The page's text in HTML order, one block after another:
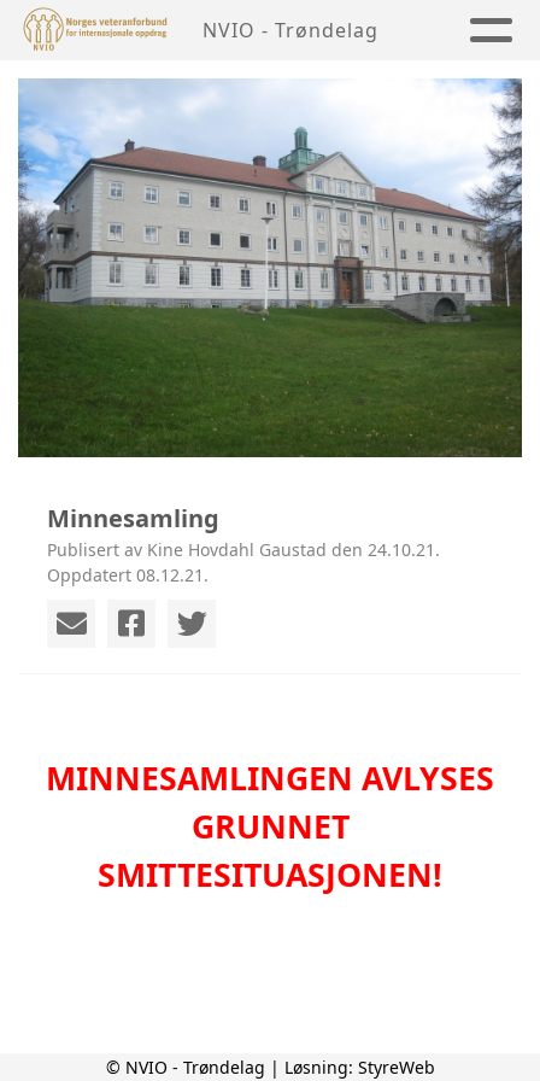
NVIO - Trøndelag
Minnesamling
Publisert av Kine Hovdahl Gaustad den 24.10.21.
Oppdatert 08.12.21.
MINNESAMLINGEN AVLYSES
GRUNNET
SMITTESITUASJONEN!
© NVIO - Trøndelag | Løsning: StyreWeb